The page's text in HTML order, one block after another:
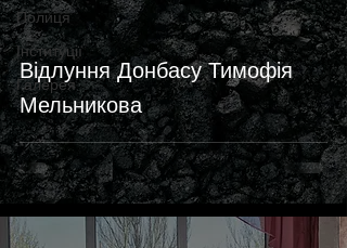
Полиця
Інституції
Галерея
Відлуння Донбасу Тимофія
Мельникова